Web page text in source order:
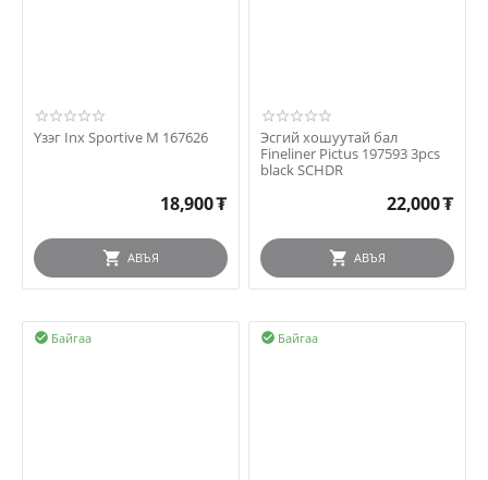
Үзэг Inx Sportive M 167626
18,900₮
АВЪЯ
Эсгий хошуутай бал
Fineliner Pictus 197593 3pcs
black SCHDR
22,000₮
АВЪЯ
Байгаа
 Байгаа
